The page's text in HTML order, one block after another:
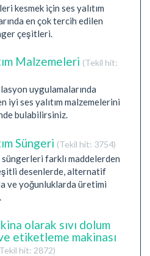
kesmek için ses yalıtım
en çok tercih edilen
çeşitleri.
Malzemeleri (Tekil hit:
uygulamalarında
iyi ses yalıtım malzemelerini
bulabilirsiniz.
Süngeri (Tekil hit: 3754)
süngerleri farklı maddelerden
desenlerde, alternatif
ve yoğunluklarda üretimi
olarak sıvı dolum
etiketleme makinası
hit: 2872)